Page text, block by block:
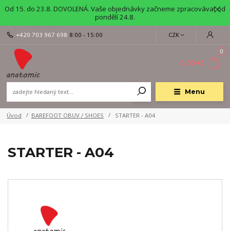
Od 15. do 23.8. DOVOLENÁ. Vaše objednávky začneme zpracovávat od
pondělí 24.8.
Menu
CZK
+420 703 967 698 8:00 - 15:00
0
0,00 Kč
Úvod BAREFOOT OBUV / SHOES STARTER - A04
STARTER - A04